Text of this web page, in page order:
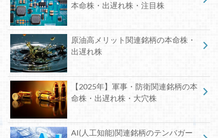
本命株・出遅れ株・注目株
原油高メリット関連銘柄の本命株・
出遅れ株
【2025年】軍事・防衛関連銘柄の本
命株・出遅れ株・大穴株
AI(人工知能)関連銘柄のテンバガー